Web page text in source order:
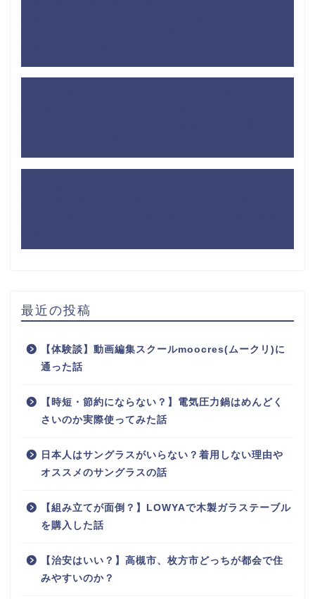
最近の投稿
【体験談】動画編集スクールmoocres(ムークリ)に
通った話
【時短・節約にならない？】電気圧力鍋はめんどく
さいのか実際使ってみた話
日本人はサングラスがいらない？着用しない理由や
オススメのサングラスの話
【組み立てが面倒？】LOWYAで木製ガラステーブル
を購入した話
【治安はいい？】高槻市、枚方市どっちが都会で住
みやすいのか？